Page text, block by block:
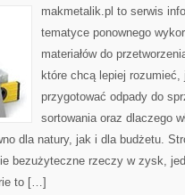
makmetalik.pl to serwis
tematyce ponownego
materiałów do
które chcą lepiej rozumieć,
przygotować odpady do
sortowania oraz dlaczego
dla natury, jak i dla budżetu.
bezużyteczne rzeczy w zysk,
to […]